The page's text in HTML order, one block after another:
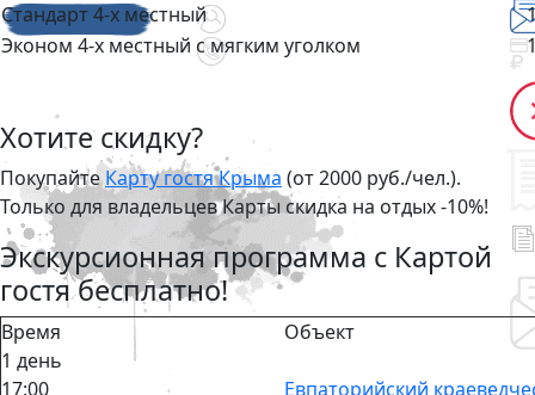
Стандарт 4-х местный
Эконом 4-х местный с мягким уголком
Хотите скидку?
ПокупайтеКарту гостя Крыма (от 2000 руб./чел.).
Только для владельцев Карты скидка на отдых -10%!
Экскурсионная программа с Картой
гостя бесплатно!
Время
Объект
1 день
17:00
Евпаторийский